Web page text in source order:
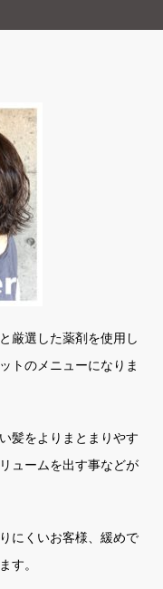
厳選した薬剤を使用し
トのメニューになりま
髪をよりまとまりやす
ュームを出す事などが
にくいお客様、緩めで
す。